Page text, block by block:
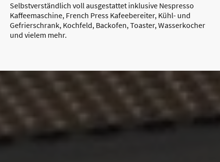
Selbstverständlich voll ausgestattet inklusive Nespresso
Kaffeemaschine, French Press Kafeebereiter, Kühl- und
Gefrierschrank, Kochfeld, Backofen, Toaster, Wasserkocher
und vielem mehr.